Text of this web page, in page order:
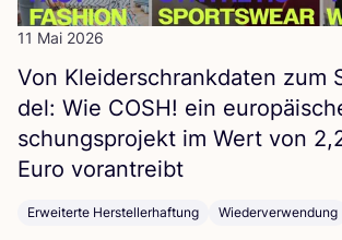
11 Mai 2026
Von Klei­der­schrank­da­ten zum
del: Wie COSH! ein
schungs­pro­jekt im Wert von 2,
Euro vorantreibt
Erweiterte Herstellerhaftung Wiederverwendung